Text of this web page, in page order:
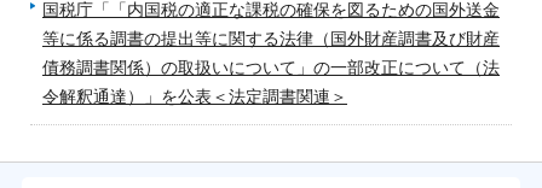
国税庁「「内国税の適正な課税の確保を図るための国外送金
等に係る調書の提出等に関する法律（国外財産調書及び財産
債務調書関係）の取扱いについて」の一部改正について（法
令解釈通達）」を公表＜法定調書関連＞